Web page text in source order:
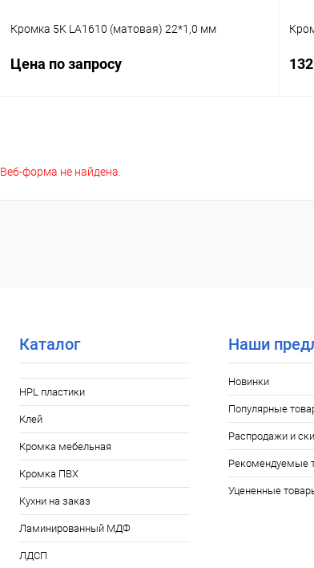
Кромка 5K LA1610 (матовая) 22*1,0 мм
Цена по запросу
Купить в 1 клик
В избранное Под заказ В
Веб-форма не найдена.
Каталог
HPL пластики
Клей
Кромка мебельная
Кромка ПВХ
Кухни на заказ
Ламинированный МДФ
ЛДСП
Наши
Новинки
Популярные
Распродажи и
Рекомендуемые
Уцененные